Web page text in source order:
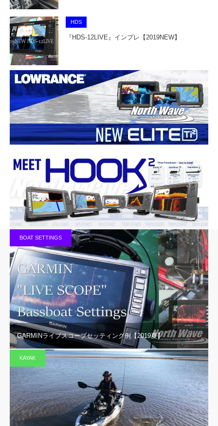
HDS
『HDS-12LIVE』インプレ【2019NEW】
BOAT SETTINGS
GARMINライブスコープセッティング例【2019夏】
KAYAK